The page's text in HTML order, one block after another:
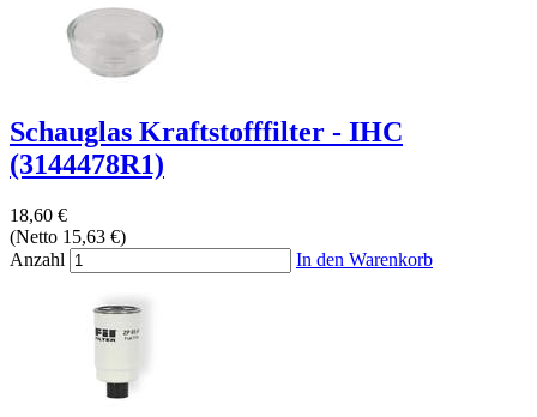
Schauglas Kraftstofffilter - IHC
(3144478R1)
18,60 €
(Netto 15,63 €)
Anzahl
In den Warenkorb